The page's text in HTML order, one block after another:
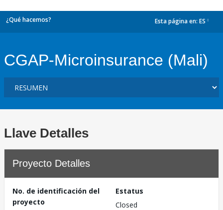
¿Qué hacemos? Esta página en: ES
CGAP-Microinsurance (Mali)
Llave Detalles
Proyecto Detalles
No. de identificación del
proyecto
Estatus
Closed